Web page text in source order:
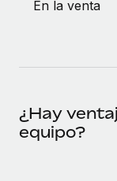
En la venta
¿Hay
equipo?